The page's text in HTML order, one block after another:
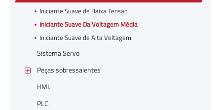
Iniciante Suave de Baixa Tensão
Iniciante Suave Da Voltagem Média
Iniciante Suave de Alta Voltagem
Sistema Servo
Peças sobressalentes
HMI.
PLC.